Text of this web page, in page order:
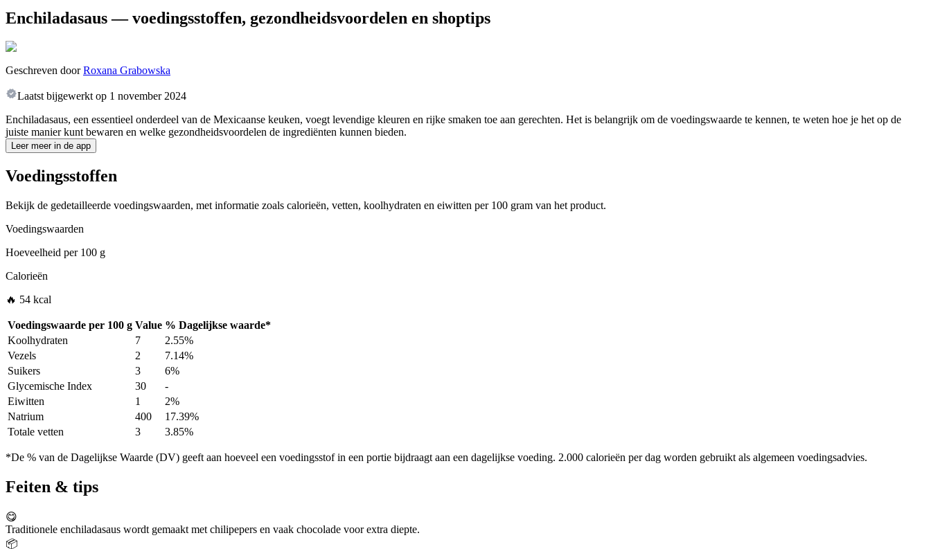
Enchiladasaus — voedingsstoffen, gezondheidsvoordelen en shoptips
Geschreven door Roxana Grabowska
Laatst bijgewerkt op 1 november 2024
Enchiladasaus, een essentieel onderdeel van de Mexicaanse keuken, voegt levendige kleuren en rijke smaken toe aan gerechten. Het is belangrijk om de voedingswaarde te kennen, te weten hoe je het op de
juiste manier kunt bewaren en welke gezondheidsvoordelen de ingrediënten kunnen bieden.
Leer meer in de app
Voedingsstoffen
Bekijk de gedetailleerde voedingswaarden, met informatie zoals calorieën, vetten, koolhydraten en eiwitten per 100 gram van het product.
Voedingswaarden
Hoeveelheid per100 g
Calorieën
🔥 54 kcal
Voedingswaarde per 100 g Value % Dagelijkse waarde*
Koolhydraten
7
2.55%
Vezels
2
7.14%
Suikers
3
6%
Glycemische Index
30
-
Eiwitten
1
2%
Natrium
400
17.39%
Totale vetten
3 3.85%
*De % van de Dagelijkse Waarde (DV) geeft aan hoeveel een voedingsstof in een portie bijdraagt aan een dagelijkse voeding. 2.000 calorieën per dag worden gebruikt als algemeen voedingsadvies.
Feiten & tips
😋
Traditionele enchiladasaus wordt gemaakt met chilipepers en vaak chocolade voor extra diepte.
📦